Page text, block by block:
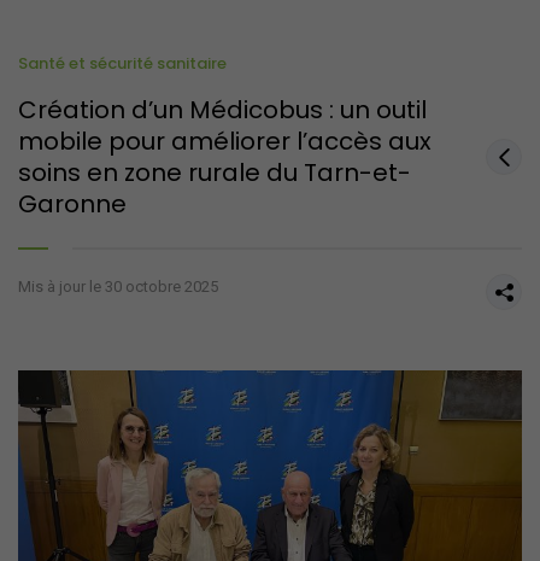
Santé et sécurité sanitaire
Création d’un Médicobus : un outil
mobile pour améliorer l’accès aux
soins en zone rurale du Tarn-et-
Garonne
Mis à jour le 30 octobre 2025